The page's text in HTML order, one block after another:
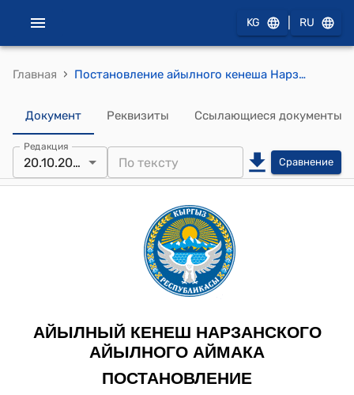
KG RU
Главная › Постановление айылного кенеша Нарзанского айылного аймака от 20 октября 2025 года № 01-3/59 «О созыве местного Курултая»
Документ Реквизиты Ссылающиеся документы
Редакция
20.10.2025 Сравнение